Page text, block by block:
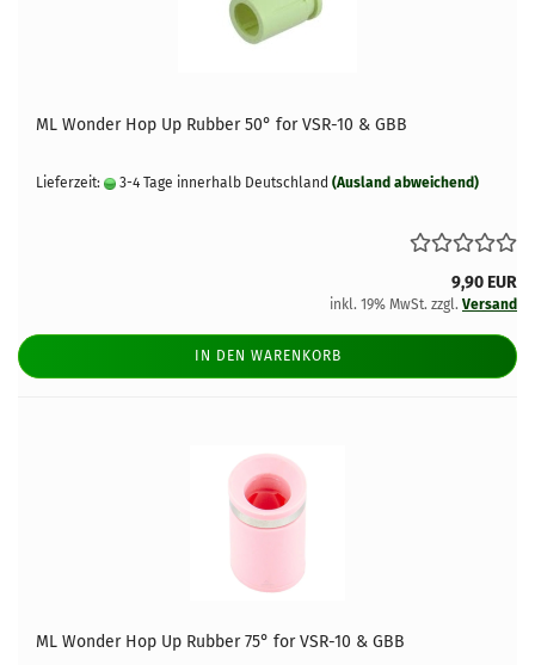
ML Wonder Hop Up Rubber 50° for VSR-10 & GBB
Lieferzeit: 3-4 Tage innerhalb Deutschland (Ausland abweichend)
9,90 EUR
inkl. 19% MwSt. zzgl. Versand
IN DEN WARENKORB
ML Wonder Hop Up Rubber 75° for VSR-10 & GBB